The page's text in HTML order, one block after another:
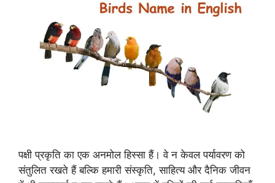
पक्षी प्रकृति का एक अनमोल हिस्सा हैं। वे न केवल पर्यावरण को
संतुलित रखते हैं बल्कि हमारी संस्कृति, साहित्य और दैनिक जीवन